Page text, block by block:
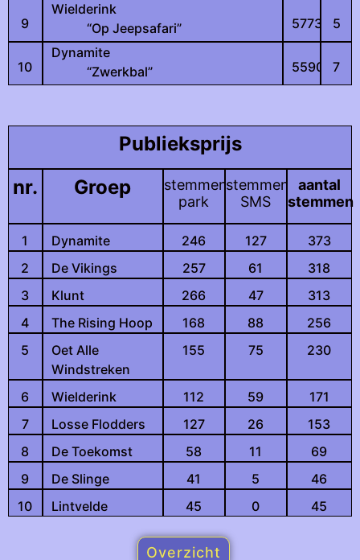
9
Wielderink
“Op Jeepsafari”
5773 5
10
Dynamite
“Zwerkbal”
5590 7
Publieksprijs
nr.
Groep
stemmen
park
stemmen
SMS
aantal
stemmen
1 Dynamite 246 127
373
2
De Vikings 257 61
318
3
Klunt 266 47
313
4
The Rising Hoop 168 88
256
5
Oet Alle
Windstreken
155 75 230
6 Wielderink 112 59
171
7
Losse Flodders 127 26
153
8
De Toekomst 58 11
69
9
De Slinge 41 5
46
10
Lintvelde 45 0 45
Overzicht